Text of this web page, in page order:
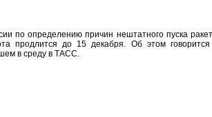
по определению причин нештатного пуска
продлится до 15 декабря. Об этом
в среду в ТАСС.